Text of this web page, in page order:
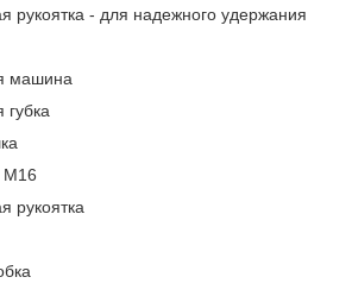
рукоятка - для надежного удержания
машина
губка
М16
рукоятка